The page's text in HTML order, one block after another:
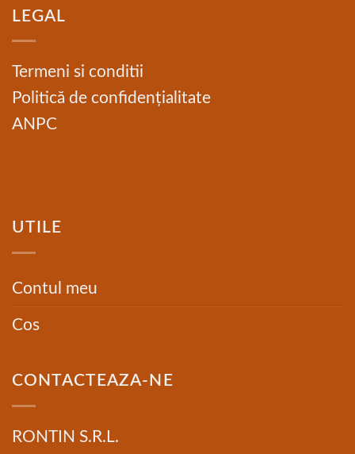
LEGAL
Termeni si conditii
Politică de confidențialitate
ANPC
UTILE
Contul meu
Cos
CONTACTEAZA-NE
RONTIN S.R.L.